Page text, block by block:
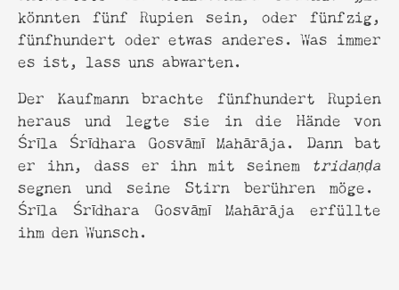
könnten fünf Rupien sein, oder fünfzig,
fünfhundert oder etwas anderes. Was immer
es ist, lass uns abwarten.
Der Kaufmann brachte fünfhundert Rupien
heraus und legte sie in die Hände von
Śrīla Śrīdhara Gosvāmī Mahārāja. Dann bat
er ihn, dass er ihn mit seinem tridaṇḍa
segnen und seine Stirn berühren möge.
Śrīla Śrīdhara Gosvāmī Mahārāja erfüllte
ihm den Wunsch.